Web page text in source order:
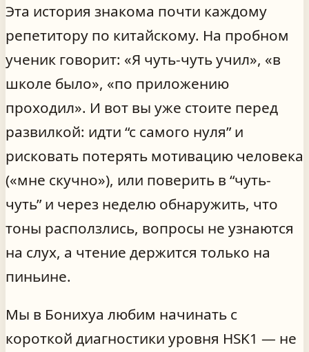
Эта история знакома почти каждому
репетитору по китайскому. На пробном
ученик говорит: «Я чуть-чуть учил», «в
школе было», «по приложению
проходил». И вот вы уже стоите перед
развилкой: идти “с самого нуля” и
рисковать потерять мотивацию человека
(«мне скучно»), или поверить в “чуть-
чуть” и через неделю обнаружить, что
тоны расползлись, вопросы не узнаются
на слух, а чтение держится только на
пиньине.
Мы в Бонихуа любим начинать с
короткой диагностики уровня HSK1 — не